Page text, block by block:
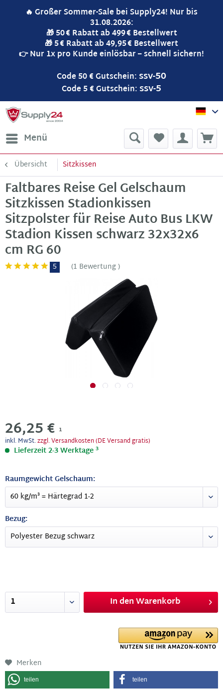
🔥 Großer Sommer-Sale bei Supply24! Nur bis
31.08.2026:
🎁 50 € Rabatt ab 499 € Bestellwert
🎁 5 € Rabatt ab 49,95 € Bestellwert
👉 Nur 1x pro Kunde einlösbar – schnell sichern!
Code 50 € Gutschein: ssv-50
Code 5 € Gutschein: ssv-5
Menü
Übersicht Sitzkissen
Faltbares Reise Gel Gelschaum
Sitzkissen Stadionkissen
Sitzpolster für Reise Auto Bus LKW
Stadion Kissen schwarz 32x32x6
cm RG 60
5 (1 Bewertung)
26,25 € 1
inkl. MwSt.zzgl. Versandkosten (DE Versand gratis)
Lieferzeit 2-3 Werktage 3
Raumgewicht Gelschaum:
Bezug:
In denWarenkorb
Merken
teilen teilen